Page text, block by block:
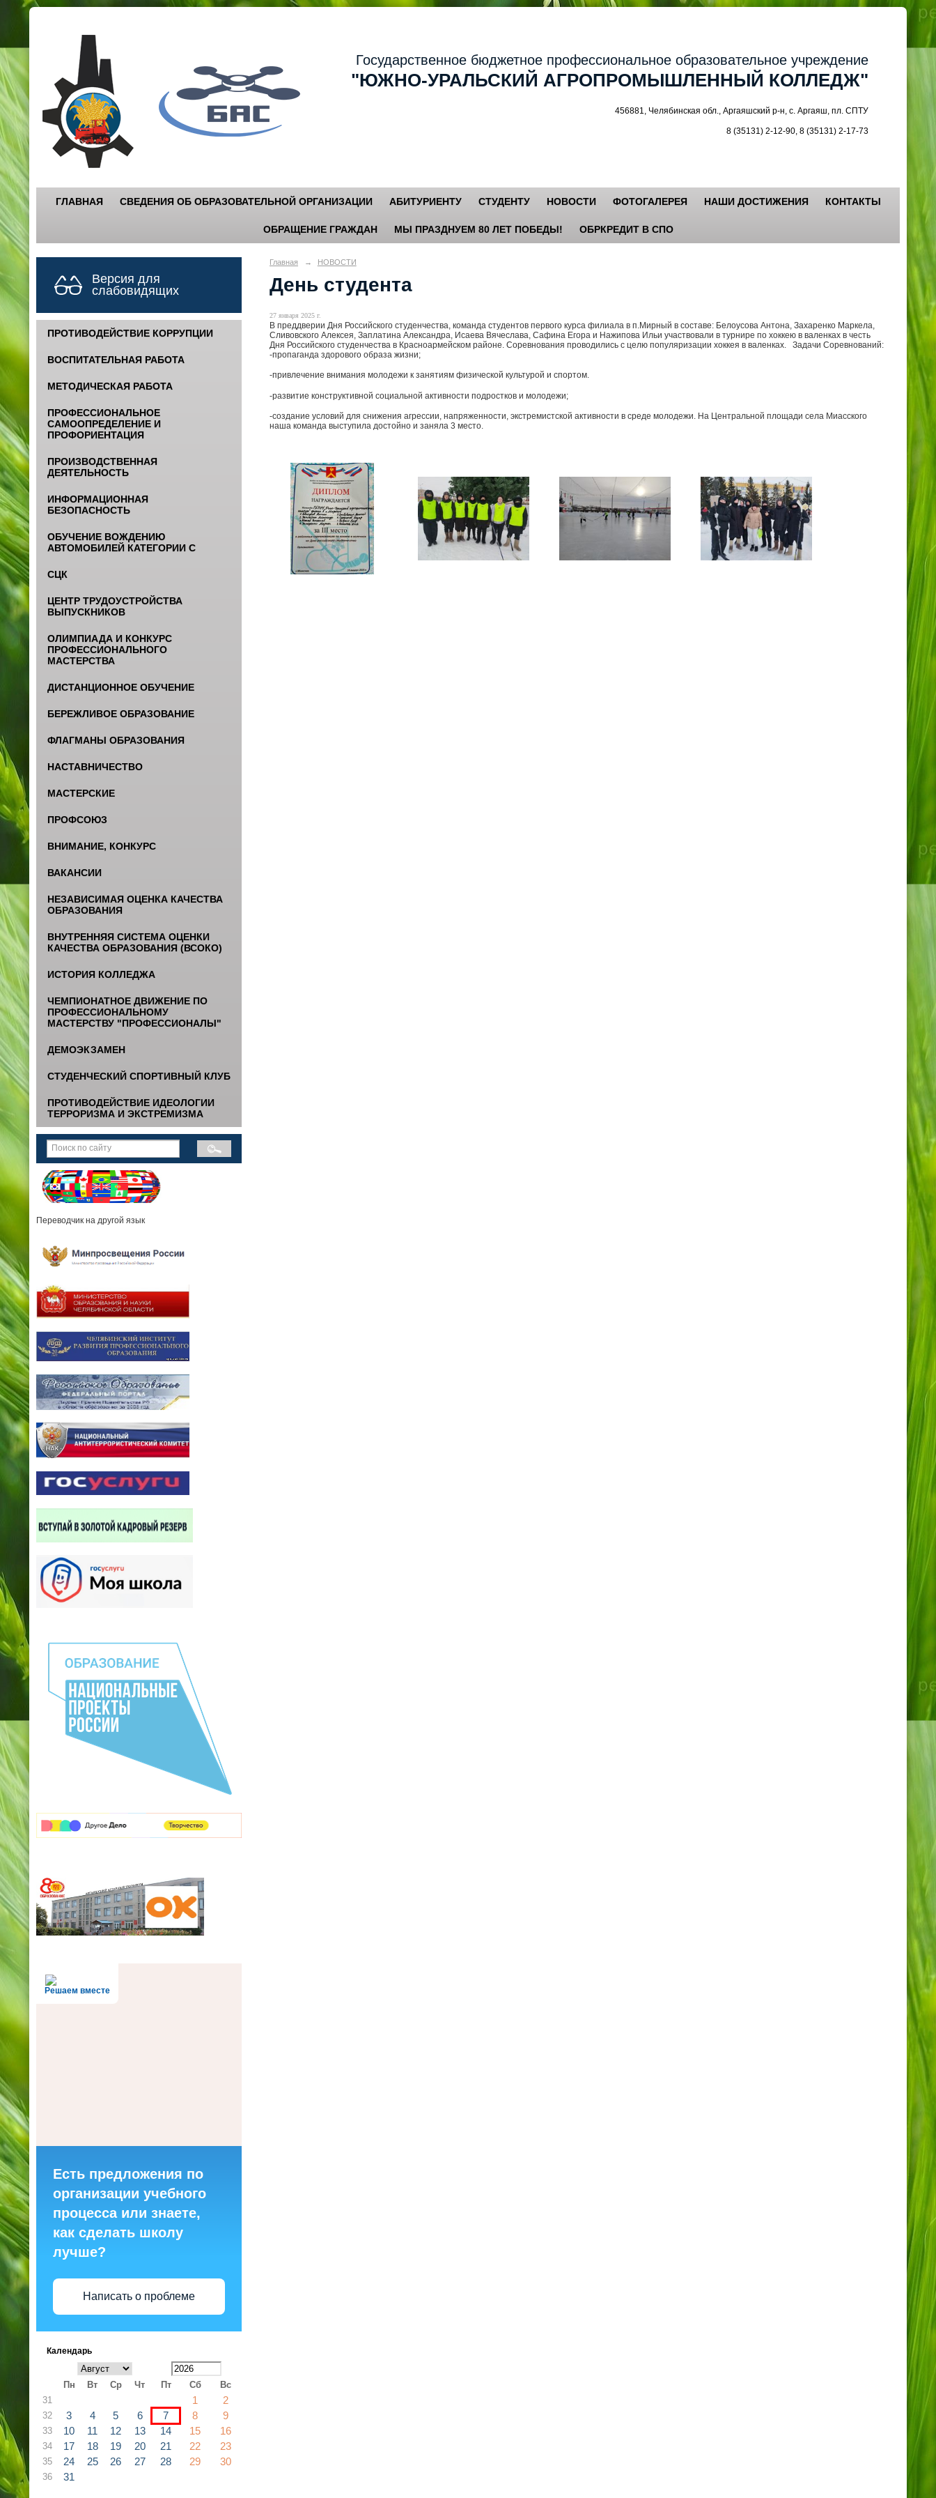
Государственное бюджетное профессиональное образовательное учреждение
"ЮЖНО-УРАЛЬСКИЙ АГРОПРОМЫШЛЕННЫЙ КОЛЛЕДЖ"
456881, Челябинская обл., Аргаяшский р-н, с. Аргаяш, пл. СПТУ
8 (35131) 2-12-90, 8 (35131) 2-17-73
ГЛАВНАЯ СВЕДЕНИЯ ОБ ОБРАЗОВАТЕЛЬНОЙ ОРГАНИЗАЦИИ АБИТУРИЕНТУ СТУДЕНТУ НОВОСТИ ФОТОГАЛЕРЕЯ НАШИ ДОСТИЖЕНИЯ КОНТАКТЫ
ОБРАЩЕНИЕ ГРАЖДАН МЫ ПРАЗДНУЕМ 80 ЛЕТ ПОБЕДЫ! ОБРКРЕДИТ В СПО
Версия для
слабовидящих
ПРОТИВОДЕЙСТВИЕ КОРРУПЦИИ
ВОСПИТАТЕЛЬНАЯ РАБОТА
МЕТОДИЧЕСКАЯ РАБОТА
ПРОФЕССИОНАЛЬНОЕ
САМООПРЕДЕЛЕНИЕ И
ПРОФОРИЕНТАЦИЯ
ПРОИЗВОДСТВЕННАЯ
ДЕЯТЕЛЬНОСТЬ
ИНФОРМАЦИОННАЯ
БЕЗОПАСНОСТЬ
ОБУЧЕНИЕ ВОЖДЕНИЮ
АВТОМОБИЛЕЙ КАТЕГОРИИ С
СЦК
ЦЕНТР ТРУДОУСТРОЙСТВА
ВЫПУСКНИКОВ
ОЛИМПИАДА И КОНКУРС
ПРОФЕССИОНАЛЬНОГО
МАСТЕРСТВА
ДИСТАНЦИОННОЕ ОБУЧЕНИЕ
БЕРЕЖЛИВОЕ ОБРАЗОВАНИЕ
ФЛАГМАНЫ ОБРАЗОВАНИЯ
НАСТАВНИЧЕСТВО
МАСТЕРСКИЕ
ПРОФСОЮЗ
ВНИМАНИЕ, КОНКУРС
ВАКАНСИИ
НЕЗАВИСИМАЯ ОЦЕНКА КАЧЕСТВА
ОБРАЗОВАНИЯ
ВНУТРЕННЯЯ СИСТЕМА ОЦЕНКИ
КАЧЕСТВА ОБРАЗОВАНИЯ (ВСОКО)
ИСТОРИЯ КОЛЛЕДЖА
ЧЕМПИОНАТНОЕ ДВИЖЕНИЕ ПО
ПРОФЕССИОНАЛЬНОМУ
МАСТЕРСТВУ "ПРОФЕССИОНАЛЫ"
ДЕМОЭКЗАМЕН
СТУДЕНЧЕСКИЙ СПОРТИВНЫЙ КЛУБ
ПРОТИВОДЕЙСТВИЕ ИДЕОЛОГИИ
ТЕРРОРИЗМА И ЭКСТРЕМИЗМА
Переводчик на другой язык
Решаем вместе
Есть предложения по
организации учебного
процесса или знаете,
как сделать школу
лучше?
Написать о проблеме
Календарь
Пн Вт Ср Чт Пт Сб
Вс
31
1 2
32 3 4 5 6 7 8 9
33 10 11 12 13 14 15 16
34 17 18 19 20 21 22 23
35 24 25 26 27 28 29 30
36 31
Главная → НОВОСТИ
День студента
27 января 2025 г.
В преддверии Дня Российского студенчества, команда студентов первого курса филиала в п.Мирный в составе: Белоусова Антона, Захаренко Маркела,
Сливовского Алексея, Заплатина Александра, Исаева Вячеслава, Сафина Егора и Нажипова Ильи участвовали в турнире по хоккею в валенках в честь
Дня Российского студенчества в Красноармейском районе. Соревнования проводились с целю популяризации хоккея в валенках. Задачи Соревнований:
-пропаганда здорового образа жизни;
-привлечение внимания молодежи к занятиям физической культурой и спортом.
-развитие конструктивной социальной активности подростков и молодежи;
-создание условий для снижения агрессии, напряженности, экстремистской активности в среде молодежи. На Центральной площади села Миасского
наша команда выступила достойно и заняла 3 место.